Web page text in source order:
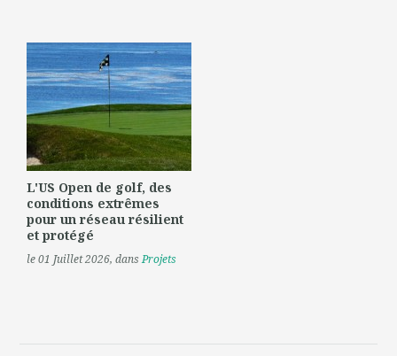
L'US Open de golf, des
conditions extrêmes
pour un réseau résilient
et protégé
le 01 Juillet 2026, dansProjets